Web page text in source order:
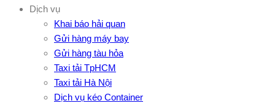
Dịch vụ
Khai báo hải quan
Gửi hàng máy bay
Gửi hàng tàu hỏa
Taxi tải TpHCM
Taxi tải Hà Nội
Dịch vụ kéo Container